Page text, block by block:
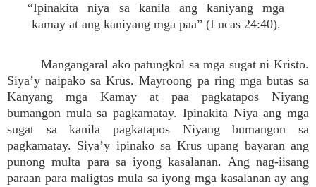
“Ipinakita niya sa kanila ang kaniyang mga
kamay at ang kaniyang mga paa” (Lucas 24:40).
Mangangaral ako patungkol sa mga sugat ni Kristo.
Siya’y naipako sa Krus. Mayroong pa ring mga butas sa
Kanyang mga Kamay at paa pagkatapos Niyang
bumangon mula sa pagkamatay. Ipinakita Niya ang mga
sugat sa kanila pagkatapos Niyang bumangon sa
pagkamatay. Siya’y ipinako sa Krus upang bayaran ang
punong multa para sa iyong kasalanan. Ang nag-iisang
paraan para maligtas mula sa iyong mga kasalanan ay ang